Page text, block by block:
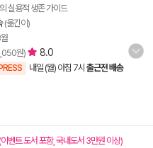
실용적 생존 가이드
(옮긴이)
원) 8.0
내일 (월) 아침 7시 출근전 배송
벤트 도서 포함, 국내도서 3만원 이상)